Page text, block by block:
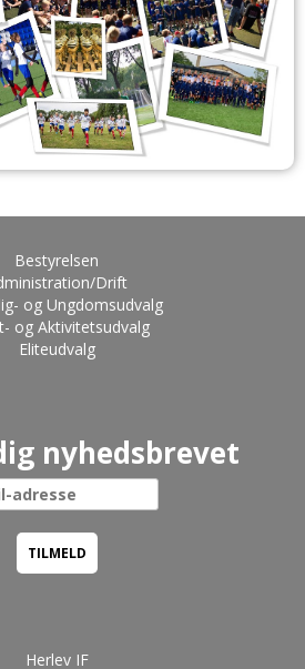
Bestyrelsen
Drift
og Ungdomsudvalg
og Aktivitetsudvalg
Eliteudvalg
nyhedsbrevet
Herlev IF